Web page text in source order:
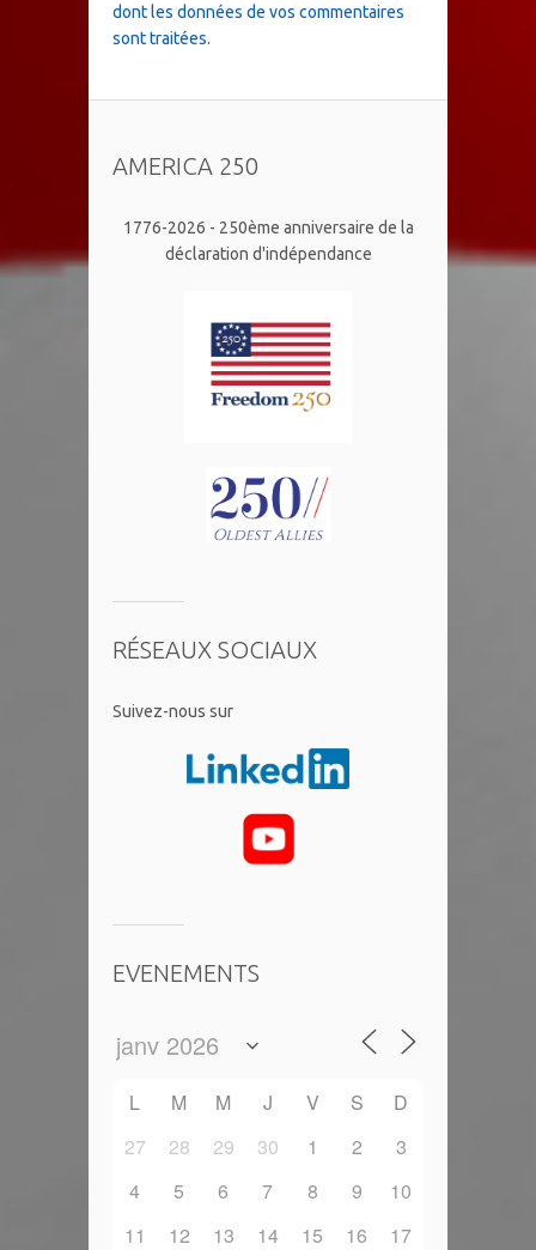
dont les données de vos commentaires
sont traitées.
AMERICA 250
1776-2026 - 250ème anniversaire de la
déclaration d'indépendance
RÉSEAUX SOCIAUX
​Suivez-nous sur
EVENEMENTS
L M M J V S
D
27
28 29 30 1 2
3
4
5 6 7 8 9
10
11
12 13 14 15 16
17